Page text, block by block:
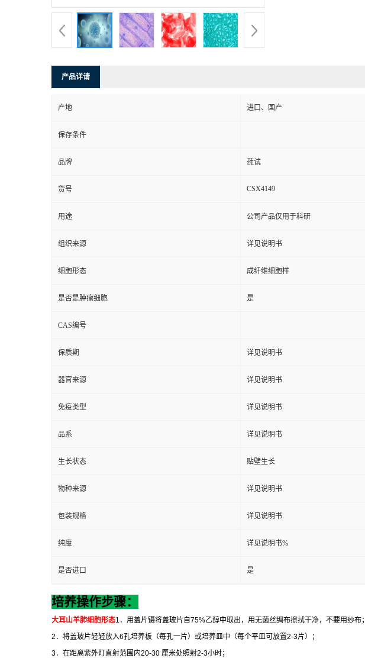
产品详请
产地 进口、国产
保存条件
品牌 莼试
货号 CSX4149
用途 公司产品仅用于科研
组织来源 详见说明书
细胞形态 成纤维细胞样
是否是肿瘤细胞 是
CAS编号
保质期 详见说明书
器官来源 详见说明书
免疫类型 详见说明书
品系 详见说明书
生长状态 贴壁生长
物种来源 详见说明书
包装规格 详见说明书
纯度 详见说明书%
是否进口 是
培养操作步骤：
大耳山羊肺细胞形态1 ．用盖片镊将盖玻片自75%乙醇中取出，用无菌丝绸布擦拭干净，不要用纱布；
2 ．将盖玻片轻轻放入6孔培养板（每孔一片）或培养皿中（每个平皿可放置2-3片）；
3．在距离紫外灯直射范围内20-30 厘米处照射2-3小时；